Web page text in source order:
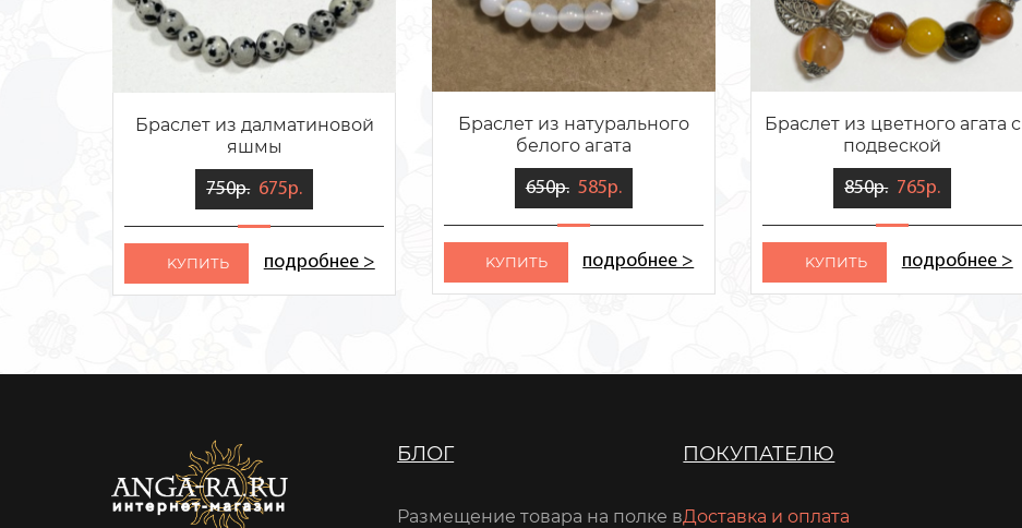
Браслет из далматиновой
яшмы
750р. 675р.
KУПИТЬ подробнее >
Браслет из натурального
белого агата
650р. 585р.
KУПИТЬ подробнее >
Браслет из цветного агата с
подвеской
850р. 765р.
KУПИТЬ подробнее >
БЛОГ
Размещение товара на полке в
ПОКУПАТЕЛЮ
Доставка и оплата